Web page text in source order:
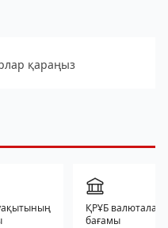
қараңыз
ҚРҰБ валюталар
бағамы